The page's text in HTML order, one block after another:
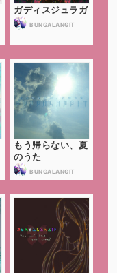
ガディスジュラガ
BUNGALANGIT
もう帰らない、夏
のうた
BUNGALANGIT